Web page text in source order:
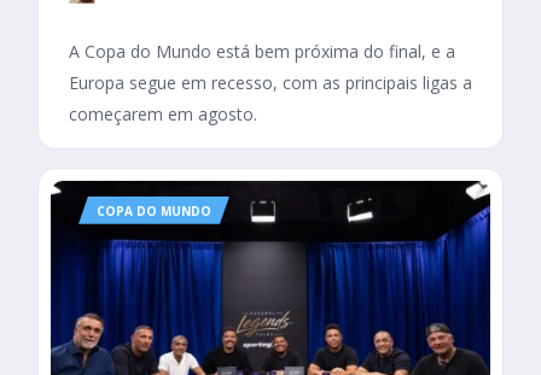
A Copa do Mundo está bem próxima do final, e a
Europa segue em recesso, com as principais ligas a
começarem em agosto.
COPA DO MUNDO